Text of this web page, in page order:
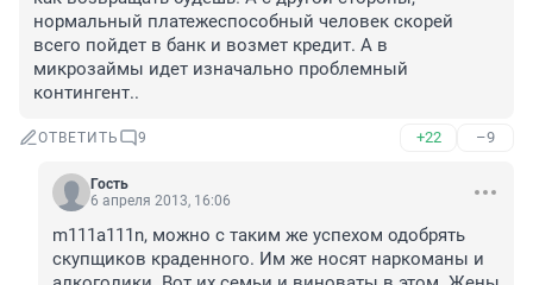
нормальный платежеспособный человек скорей
всего пойдет в банк и возмет кредит. А в
микрозаймы идет изначально проблемный
контингент..
ОТВЕТИТЬ 9 +22 –9
Гость
6 апреля 2013, 16:06
m111a111n, можно с таким же успехом одобрять
скупщиков краденного. Им же носят наркоманы и